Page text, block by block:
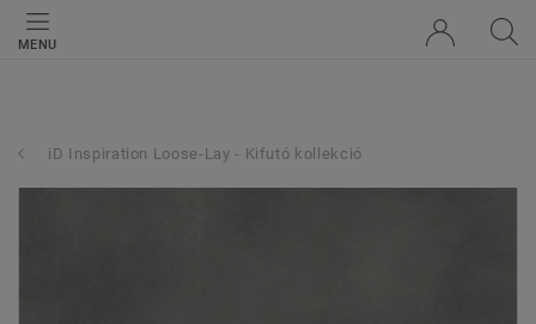
MENU
iD Inspiration Loose-Lay - Kifutó kollekció